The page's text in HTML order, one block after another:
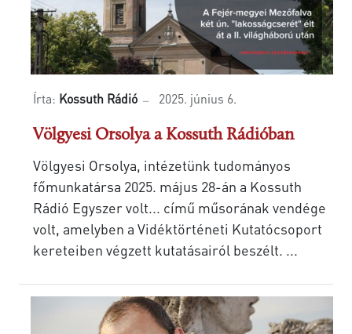
Írta: Kossuth Rádió 2025. június 6.
Völgyesi Orsolya a Kossuth Rádióban
Völgyesi Orsolya, intézetünk tudományos
főmunkatársa 2025. május 28-án a Kossuth
Rádió Egyszer volt... című műsorának vendége
volt, amelyben a Vidéktörténeti Kutatócsoport
kereteiben végzett kutatásairól beszélt. ...